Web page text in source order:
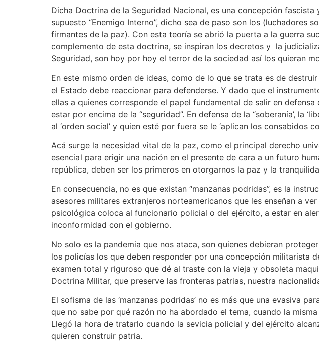
Dicha Doctrina de la Seguridad Nacional, es una concepción
supuesto “Enemigo Interno”, dicho sea de paso son los (luchadores
firmantes de la paz). Con esta teoría se abrió la puerta a la guerra
complemento de esta doctrina, se inspiran los decretos y la
Seguridad, son hoy por hoy el terror de la sociedad así los quieran
En este mismo orden de ideas, como de lo que se trata es de
el Estado debe reaccionar para defenderse. Y dado que el
ellas a quienes corresponde el papel fundamental de salir en
estar por encima de la “seguridad”. En defensa de la “soberanía’, la
al ‘orden social’ y quien esté por fuera se le ‘aplican los consabidos
Acá surge la necesidad vital de la paz, como el principal derecho
esencial para erigir una nación en el presente de cara a un futuro
república, deben ser los primeros en otorgarnos la paz y la
En consecuencia, no es que existan “manzanas podridas”, es la
asesores militares extranjeros norteamericanos que les enseñan a
psicológica coloca al funcionario policial o del ejército, a estar en
inconformidad con el gobierno.
No solo es la pandemia que nos ataca, son quienes debieran
los policías los que deben responder por una concepción militarista
examen total y riguroso que dé al traste con la vieja y obsoleta
Doctrina Militar, que preserve las fronteras patrias, nuestra
El sofisma de las ‘manzanas podridas’ no es más que una evasiva
que no sabe por qué razón no ha abordado el tema, cuando la
Llegó la hora de tratarlo cuando la sevicia policial y del ejército
quieren construir patria.